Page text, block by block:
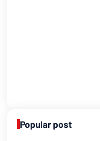
Popular post